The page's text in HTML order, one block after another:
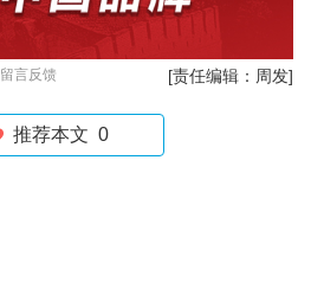
留言反馈 [责任编辑：周发]
推荐本文 0